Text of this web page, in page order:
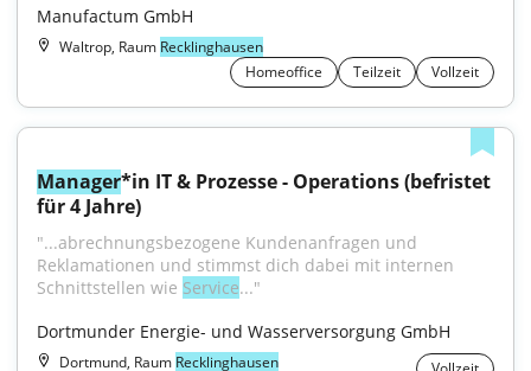
Manufactum GmbH
Waltrop, Raum Recklinghausen
Homeoffice
Teilzeit Vollzeit
Manager*in IT & Prozesse - Operations (befristet
für 4 Jahre)
"...abrechnungsbezogene Kundenanfragen und
Reklamationen und stimmst dich dabei mit internen
Schnittstellen wie Service..."
Dortmunder Energie- und Wasserversorgung GmbH
Dortmund, Raum Recklinghausen